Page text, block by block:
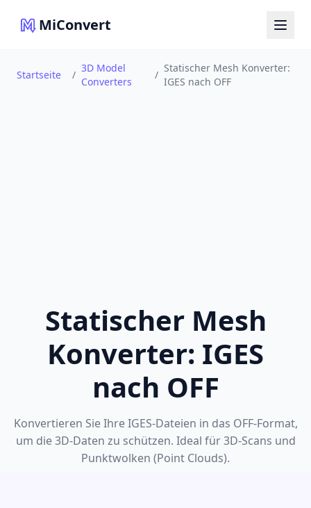
MiConvert
Startseite /
3D Model
Converters
/
Statischer Mesh Konverter:
IGES nach OFF
Statischer Mesh
Konverter: IGES
nach OFF
Konvertieren Sie Ihre IGES-Dateien in das OFF-Format,
um die 3D-Daten zu schützen. Ideal für 3D-Scans und
Punktwolken (Point Clouds).